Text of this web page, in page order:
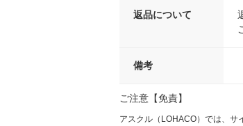
返品について
備考
ご注意【免責】
アスクル（LOHACO）では、サ